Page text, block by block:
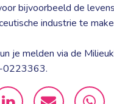
bijvoorbeeld de
industrie te
je melden via de
0223363.